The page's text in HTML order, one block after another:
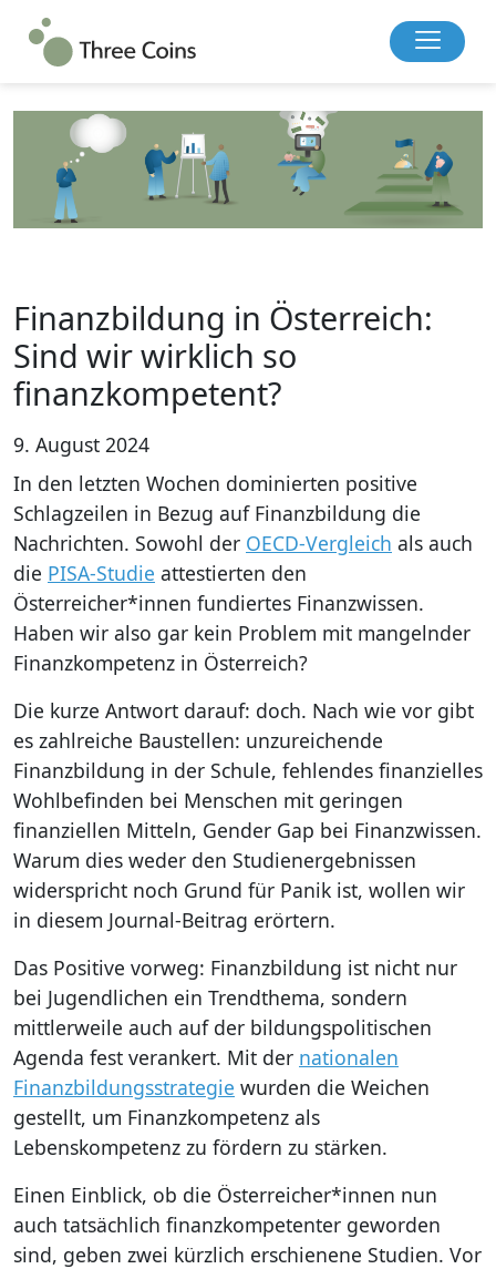
Finanzbildung in Österreich:
Sind wir wirklich so
finanzkompetent?
9. August 2024
In den letzten Wochen dominierten positive
Schlagzeilen in Bezug auf Finanzbildung die
Nachrichten. Sowohl der OECD-Vergleich als auch
die PISA-Studie attestierten den
Österreicher*innen fundiertes Finanzwissen.
Haben wir also gar kein Problem mit mangelnder
Finanzkompetenz in Österreich?
Die kurze Antwort darauf: doch. Nach wie vor gibt
es zahlreiche Baustellen: unzureichende
Finanzbildung in der Schule, fehlendes finanzielles
Wohlbefinden bei Menschen mit geringen
finanziellen Mitteln, Gender Gap bei Finanzwissen.
Warum dies weder den Studienergebnissen
widerspricht noch Grund für Panik ist, wollen wir
in diesem Journal-Beitrag erörtern.
Das Positive vorweg: Finanzbildung ist nicht nur
bei Jugendlichen ein Trendthema, sondern
mittlerweile auch auf der bildungspolitischen
Agenda fest verankert. Mit der nationalen
Finanzbildungsstrategie wurden die Weichen
gestellt, um Finanzkompetenz als
Lebenskompetenz zu fördern zu stärken.
Einen Einblick, ob die Österreicher*innen nun
auch tatsächlich finanzkompetenter geworden
sind, geben zwei kürzlich erschienene Studien. Vor